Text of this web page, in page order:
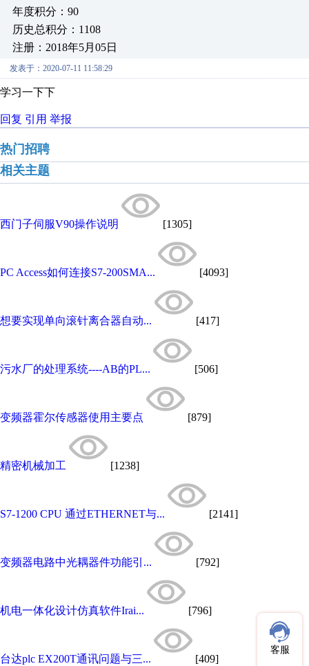
年度积分：90
历史总积分：1108
注册：2018年5月05日
发表于：2020-07-11 11:58:29
学习一下下
回复 引用 举报
热门招聘
相关主题
西门子伺服V90操作说明 [1305]
PC Access如何连接S7-200SMA... [4093]
想要实现单向滚针离合器自动... [417]
污水厂的处理系统----AB的PL... [506]
变频器霍尔传感器使用主要点 [879]
精密机械加工 [1238]
S7-1200 CPU 通过ETHERNET与... [2141]
变频器电路中光耦器件功能引... [792]
机电一体化设计仿真软件Irai... [796]
台达plc EX200T通讯问题与三... [409]
客服